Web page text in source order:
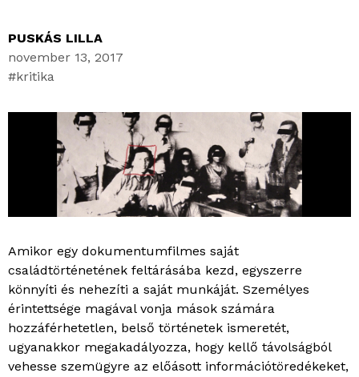
PUSKÁS LILLA
november 13, 2017
kritika
Amikor egy dokumentumfilmes saját
családtörténetének feltárásába kezd, egyszerre
könnyíti és nehezíti a saját munkáját. Személyes
érintettsége magával vonja mások számára
hozzáférhetetlen, belső történetek ismeretét,
ugyanakkor megakadályozza, hogy kellő távolságból
vehesse szemügyre az előásott információtöredékeket,